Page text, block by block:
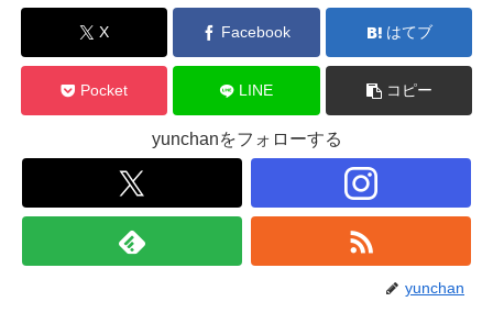
X Facebook はてブ
Pocket LINE コピー
yunchanをフォローする
yunchan